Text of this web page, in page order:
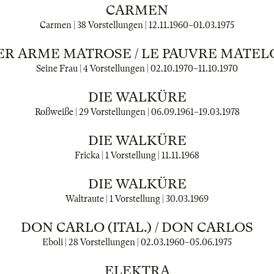
CARMEN
Carmen | 38 Vorstellungen | 12.11.1960–01.03.1975
ARME MATROSE / LE PAUVRE
Seine Frau | 4 Vorstellungen | 02.10.1970–11.10.1970
DIE WALKÜRE
Roßweiße | 29 Vorstellungen | 06.09.1961–19.03.1978
DIE WALKÜRE
Fricka | 1 Vorstellung | 11.11.1968
DIE WALKÜRE
Waltraute | 1 Vorstellung | 30.03.1969
DON CARLO (ITAL.) / DON CARLOS
Eboli | 28 Vorstellungen | 02.03.1960–05.06.1975
ELEKTRA